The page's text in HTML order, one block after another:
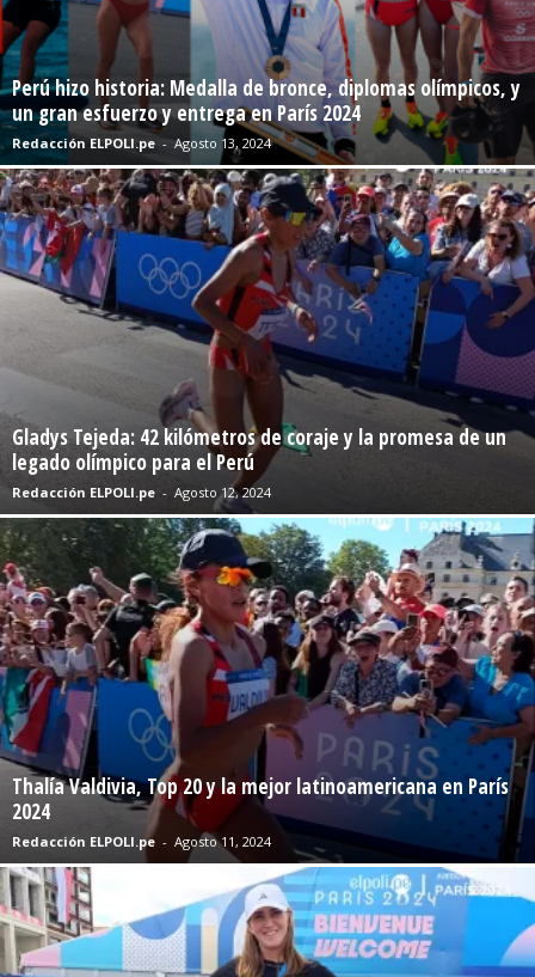
Perú hizo historia: Medalla de bronce, diplomas olímpicos, y
un gran esfuerzo y entrega en París 2024
Redacción ELPOLI.pe - Agosto 13, 2024
Gladys Tejeda: 42 kilómetros de coraje y la promesa de un
legado olímpico para el Perú
Redacción ELPOLI.pe - Agosto 12, 2024
Thalía Valdivia, Top 20 y la mejor latinoamericana en París
2024
Redacción ELPOLI.pe - Agosto 11, 2024